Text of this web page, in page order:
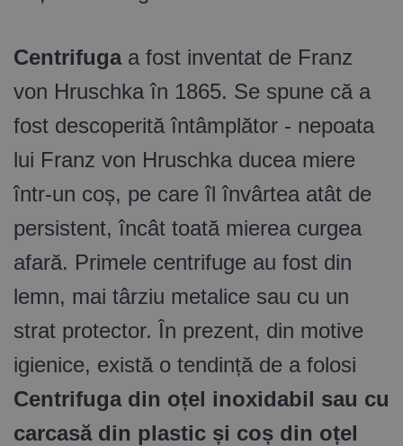
Centrifugaa fost inventat de Franz
von Hruschka în 1865. Se spune că a
fost descoperită întâmplător - nepoata
lui Franz von Hruschka ducea miere
într-un coș, pe care îl învârtea atât de
persistent, încât toată mierea curgea
afară. Primele centrifuge au fost din
lemn, mai târziu metalice sau cu un
strat protector. În prezent, din motive
igienice, există o tendință de a folosi
Centrifuga din oțel inoxidabil sau cu
carcasă din plastic și coș din oțel